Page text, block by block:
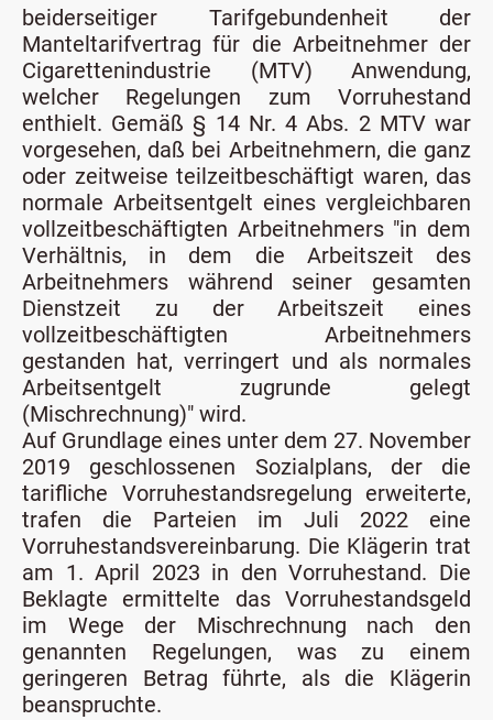
beiderseitiger Tarifgebundenheit der
Manteltarifvertrag für die Arbeitnehmer der
Cigarettenindustrie (MTV) Anwendung,
welcher Regelungen zum Vorruhestand
enthielt. Gemäß § 14 Nr. 4 Abs. 2 MTV war
vorgesehen, daß bei Arbeitnehmern, die ganz
oder zeitweise teilzeitbeschäftigt waren, das
normale Arbeitsentgelt eines vergleichbaren
vollzeitbeschäftigten Arbeitnehmers "in dem
Verhältnis, in dem die Arbeitszeit des
Arbeitnehmers während seiner gesamten
Dienstzeit zu der Arbeitszeit eines
vollzeitbeschäftigten Arbeitnehmers
gestanden hat, verringert und als normales
Arbeitsentgelt zugrunde gelegt
(Mischrechnung)" wird.
Auf Grundlage eines unter dem 27. November
2019 geschlossenen Sozialplans, der die
tarifliche Vorruhestandsregelung erweiterte,
trafen die Parteien im Juli 2022 eine
Vorruhestandsvereinbarung. Die Klägerin trat
am 1. April 2023 in den Vorruhestand. Die
Beklagte ermittelte das Vorruhestandsgeld
im Wege der Mischrechnung nach den
genannten Regelungen, was zu einem
geringeren Betrag führte, als die Klägerin
beanspruchte.